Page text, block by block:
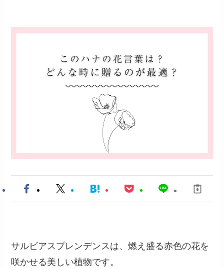
サルビアスプレンデンスは、燃え盛る赤色の花を
咲かせる美しい植物です。